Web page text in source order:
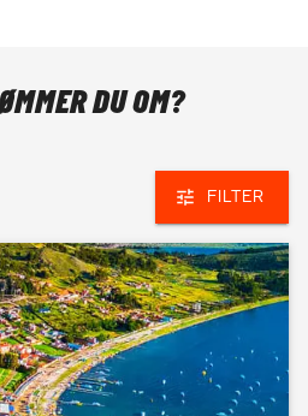
DU OM?
FILTER